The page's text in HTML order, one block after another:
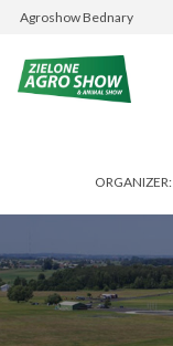
Agroshow Bednary
ORGANIZER: